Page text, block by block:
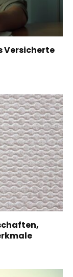
Versicherte